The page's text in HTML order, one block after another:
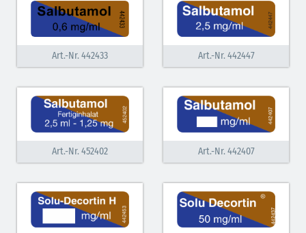
Art.-Nr. 442433 Art.-Nr. 442447
Art.-Nr. 452402 Art.-Nr. 442407